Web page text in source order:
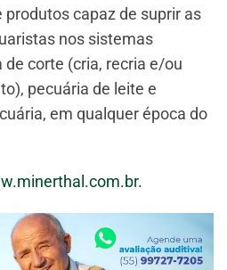
capaz de suprir as
nos sistemas
corte (cria, recria e/ou
pecuária de leite e
em qualquer época do